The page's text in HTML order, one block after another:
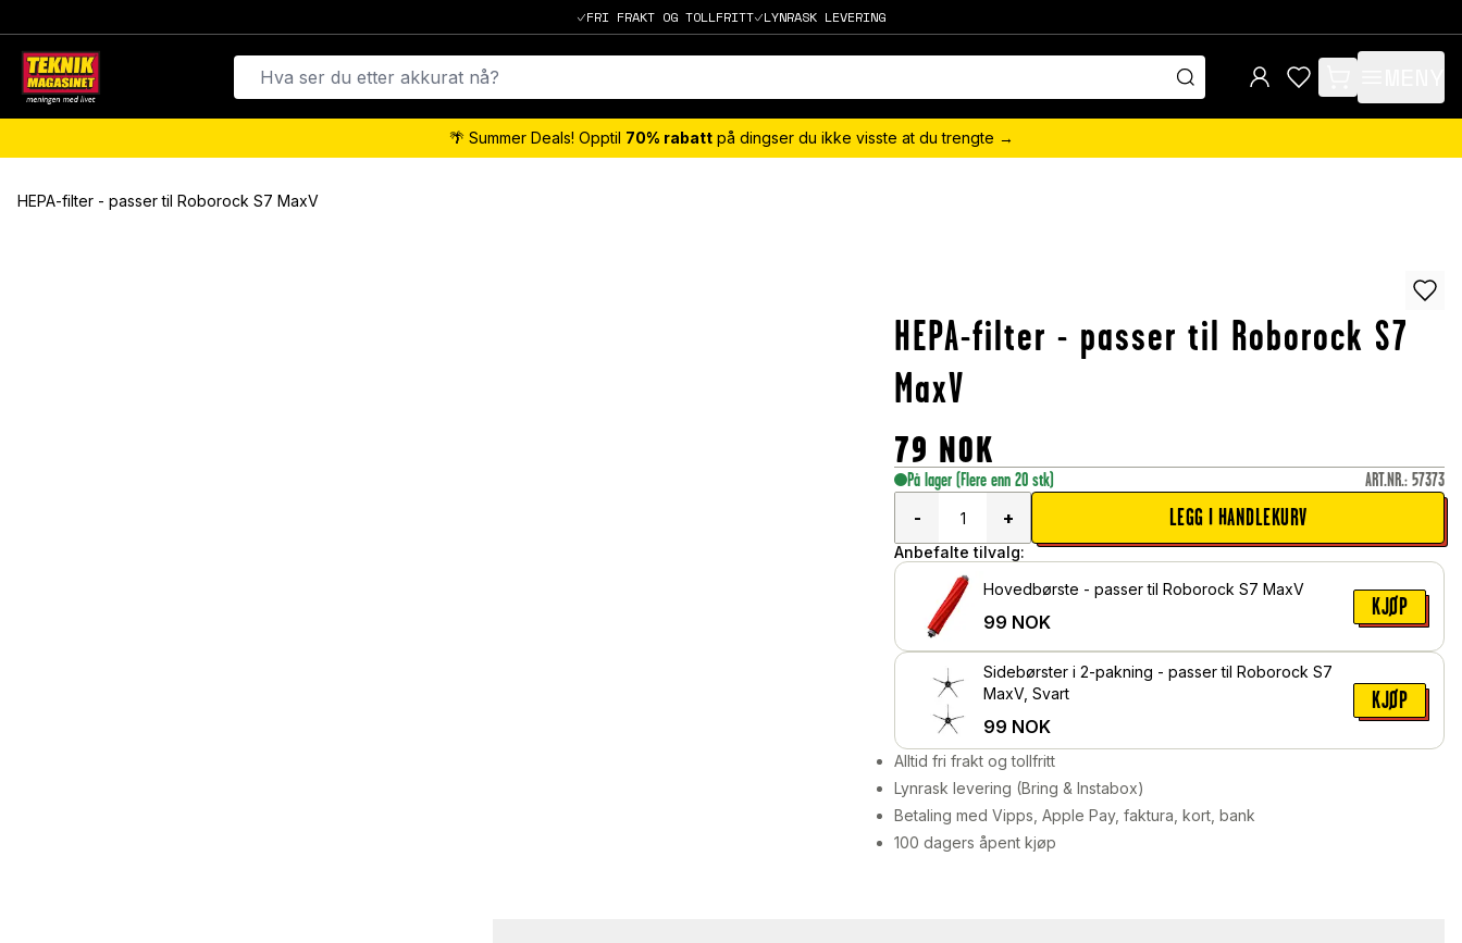
FRI FRAKT OG TOLLFRITT LYNRASK LEVERING
items in cart, view
🌴 Summer Deals! Opptil 70% rabattpå dingser du ikke visste at du trengte →
HEPA-filter - passer til Roborock S7 MaxV
HEPA-filter - passer til Roborock S7
MaxV
79 NOK
På lager (Flere enn 20 stk) ART.NR.: 57373
-
+ LEGG I HANDLEKURV
Anbefalte tilvalg:
Hovedbørste - passer til Roborock S7 MaxV
99 NOK
KJØP
Sidebørster i 2-pakning - passer til Roborock S7
MaxV, Svart
99 NOK
KJØP
Alltid fri frakt og tollfritt
Lynrask levering (Bring & Instabox)
Betaling med Vipps, Apple Pay, faktura, kort, bank
100 dagers åpent kjøp